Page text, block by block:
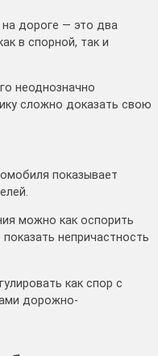
дороге — это два
в спорной, так и
неоднозначно
сложно доказать свою
показывает
можно как оспорить
непричастность
как спор с
дорожно-